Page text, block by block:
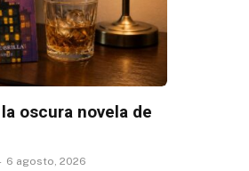
oscura novela de
6 agosto, 2026